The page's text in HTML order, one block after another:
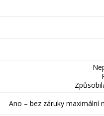
Ano – bez záruky maximální